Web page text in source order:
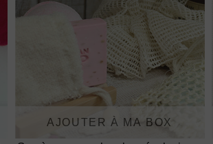
AJOUTER À MA BOX